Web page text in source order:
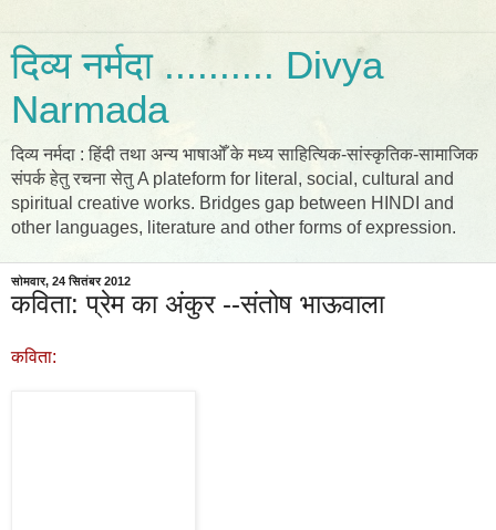
दिव्य नर्मदा .......... Divya
Narmada
दिव्य नर्मदा : हिंदी तथा अन्य भाषाओँ के मध्य साहित्यिक-सांस्कृतिक-सामाजिक
संपर्क हेतु रचना सेतु A plateform for literal, social, cultural and
spiritual creative works. Bridges gap between HINDI and
other languages, literature and other forms of expression.
सोमवार, 24 सितंबर 2012
कविता: प्रेम का अंकुर --संतोष भाऊवाला
कविता: